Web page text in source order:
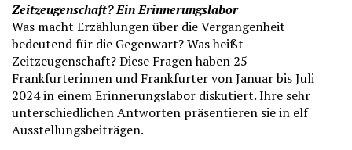
Zeitzeugenschaft? Ein Erinnerungslabor
Was macht Erzählungen über die Vergangenheit
bedeutend für die Gegenwart? Was heißt
Zeitzeugenschaft? Diese Fragen haben 25
Frankfurterinnen und Frankfurter von Januar bis Juli
2024 in einem Erinnerungslabor diskutiert. Ihre sehr
unterschiedlichen Antworten präsentieren sie in elf
Ausstellungsbeiträgen.